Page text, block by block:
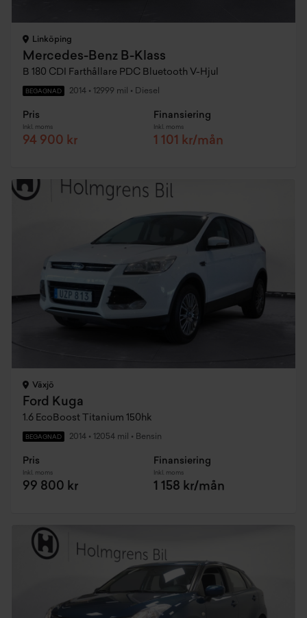
Linköping
Mercedes-Benz B-Klass
B 180 CDI Farthållare PDC Bluetooth V-Hjul
BEGAGNAD 2014 • 12999 mil • Diesel
Pris
Inkl. moms
94 900 kr
Finansiering
Inkl. moms
1 101 kr/mån
Växjö
Ford Kuga
1.6 EcoBoost Titanium 150hk
BEGAGNAD 2014 • 12054 mil • Bensin
Pris
Inkl. moms
99 800 kr
Finansiering
Inkl. moms
1 158 kr/mån